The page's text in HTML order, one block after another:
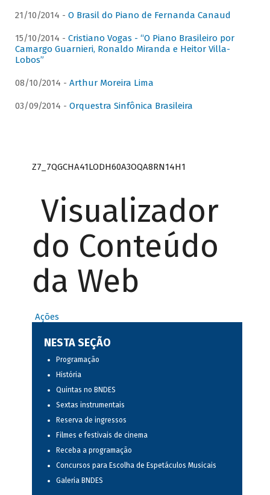
21/10/2014 - O Brasil do Piano de Fernanda Canaud
15/10/2014 - Cristiano Vogas - “O Piano Brasileiro por
Camargo Guarnieri, Ronaldo Miranda e Heitor Villa-
Lobos”
08/10/2014 - Arthur Moreira Lima
03/09/2014 - Orquestra Sinfônica Brasileira
Z7_7QGCHA41LODH60A3OQA8RN14H1
Visualizador
do Conteúdo
da Web
Ações
NESTA SEÇÃO
Programação
História
Quintas no BNDES
Sextas instrumentais
Reserva de ingressos
Filmes e festivais de cinema
Receba a programação
Concursos para Escolha de Espetáculos Musicais
Galeria BNDES